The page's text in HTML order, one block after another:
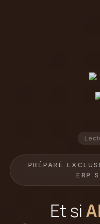
PRÉPARÉ
ERP
Et si